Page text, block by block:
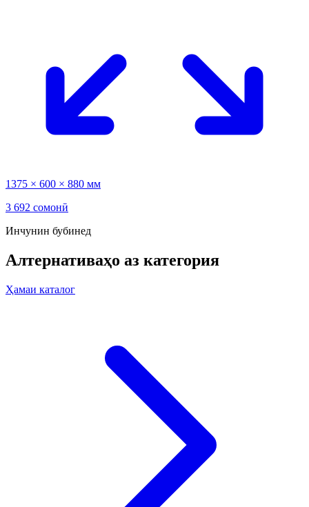
1375 × 600 × 880 мм
3 692 сомонӣ
Инчунин бубинед
Алтернативаҳо аз категория
Ҳамаи каталог